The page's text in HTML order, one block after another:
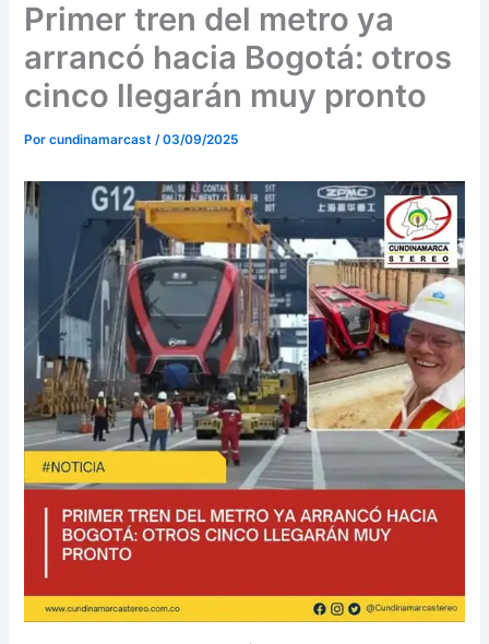
o
k
r
a
m
e
Primer tren del metro ya
arrancó hacia Bogotá: otros
cinco llegarán muy pronto
Porcundinamarcast/03/09/2025